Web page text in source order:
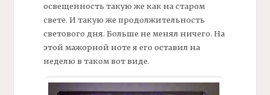
освещенность такую же как на старом
свете. И такую же продолжительность
светового дня. Больше не менял ничего. На
этой мажорной ноте я его оставил на
неделю в таком вот виде.